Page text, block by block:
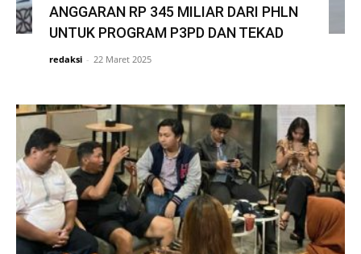
ANGGARAN RP 345 MILIAR DARI PHLN
UNTUK PROGRAM P3PD DAN TEKAD
redaksi - 22 Maret 2025